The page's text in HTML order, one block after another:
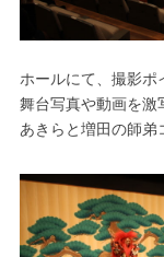
ホールにて、撮影ポ
舞台写真や動画を激
あきらと増田の師弟